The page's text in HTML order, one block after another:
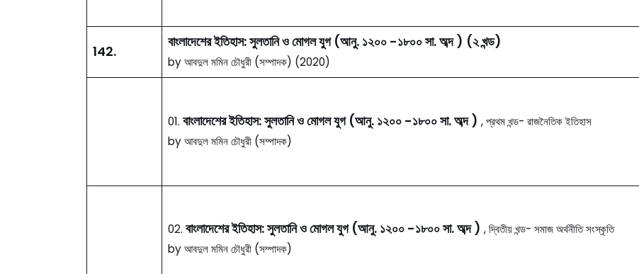
142.
বাংলাদেশের ইতিহাস: সুলতানি ও মোগল যুগ (আনু. ১২০০ -১৮০০ সা. অব্দ ) (২ খন্ড)
by আবদুল মমিন চৌধুরী (সম্পাদক) (2020)
01. বাংলাদেশের ইতিহাস: সুলতানি ও মোগল যুগ (আনু. ১২০০ -১৮০০ সা. অব্দ ) , প্রথম খন্ড- রাজনৈতিক ইতিহাস
by আবদুল মমিন চৌধুরী (সম্পাদক)
02. বাংলাদেশের ইতিহাস: সুলতানি ও মোগল যুগ (আনু. ১২০০ -১৮০০ সা. অব্দ ) , দ্বিতীয় খন্ড- সমাজ অর্থনীতি সংস্কৃতি
by আবদুল মমিন চৌধুরী (সম্পাদক)